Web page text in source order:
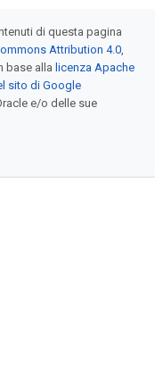
di questa pagina
Attribution 4.0,
base alla licenza Apache
sito di Google
e/o delle sue